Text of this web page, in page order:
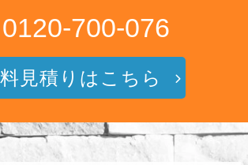
0120-700-076
見積りはこちら